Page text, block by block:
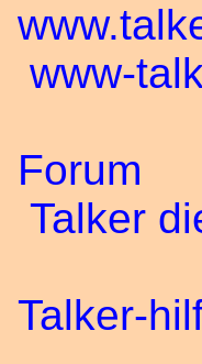
www-
Forum
Talker
Talker-